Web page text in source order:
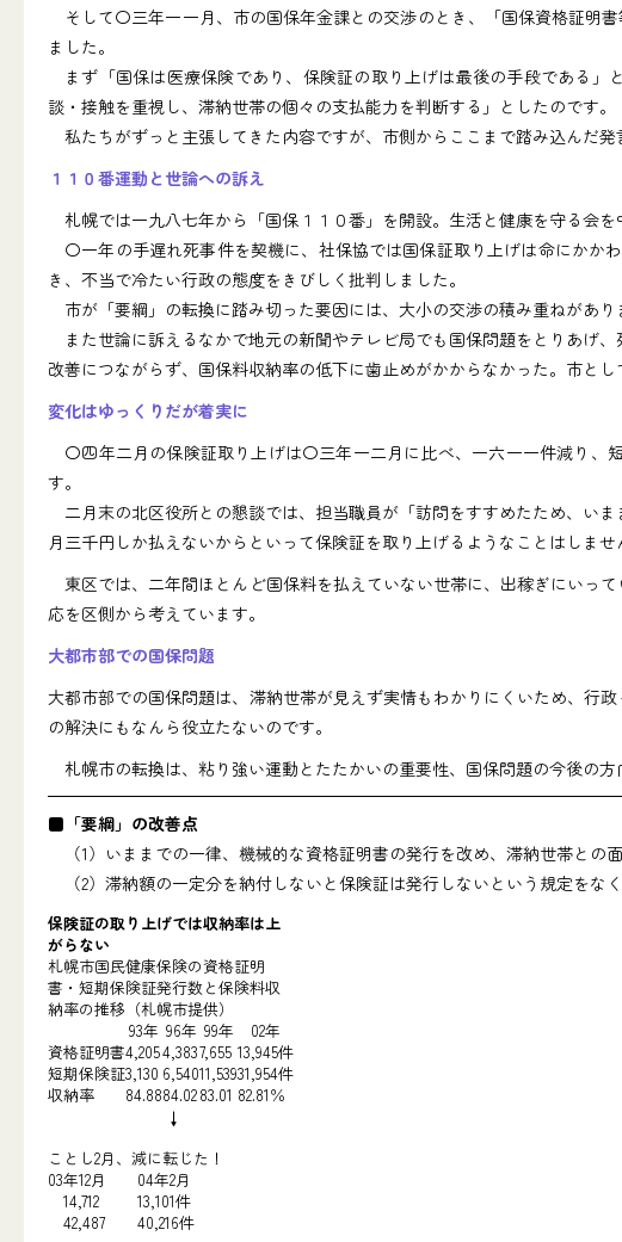
そして〇三年一一月、市の国保年金課との交渉のとき、「国保資格証明
ました。
まず「国保は医療保険であり、保険証の取り上げは最後の手段である
談・接触を重視し、滞納世帯の個々の支払能力を判断する」としたのです。
私たちがずっと主張してきた内容ですが、市側からここまで踏み込んだ
１１０番運動と世論への訴え
札幌では一九八七年から「国保１１０番」を開設。生活と健康を守る会
〇一年の手遅れ死事件を契機に、社保協では国保証取り上げは命にかか
き、不当で冷たい行政の態度をきびしく批判しました。
市が「要綱」の転換に踏み切った要因には、大小の交渉の積み重ねがあ
また世論に訴えるなかで地元の新聞やテレビ局でも国保問題をとりあげ
改善につながらず、国保料収納率の低下に歯止めがかからなかった。市とし
変化はゆっくりだが着実に
〇四年二月の保険証取り上げは〇三年一二月に比べ、一六一一件減り、
す。
二月末の北区役所との懇談では、担当職員が「訪問をすすめたため、い
月三千円しか払えないからといって保険証を取り上げるようなことはしませ
東区では、二年間ほとんど国保料を払えていない世帯に、出稼ぎにいっ
応を区側から考えています。
大都市部での国保問題
大都市部での国保問題は、滞納世帯が見えず実情もわかりにくいため、行
の解決にもなんら役立たないのです。
札幌市の転換は、粘り強い運動とたたかいの重要性、国保問題の今後の
■「要綱」の改善点
（1）いままでの一律、機械的な資格証明書の発行を改め、滞納世帯との
（2）滞納額の一定分を納付しないと保険証は発行しないという規定をな
保険証の取り上げでは収納率は上
がらない
札幌市国民健康保険の資格証明
書・短期保険証発行数と保険料収
納率の推移（札幌市提供）
93年 96年 99年
02年
資格証明書4,2054,3837,655 13,945件
短期保険証3,130 6,54011,53931,954件
収納率
84.8884.0283.01 82.81％
↓
ことし2月、減に転じた！
03年12月
04年2月
14,712
13,101件
42,487
40,216件